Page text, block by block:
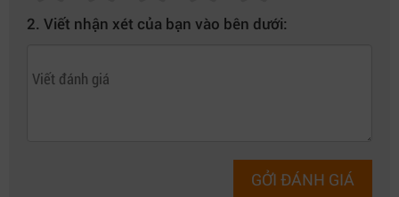
2. Viết nhận xét của bạn vào bên dưới:
GỞI ĐÁNH GIÁ